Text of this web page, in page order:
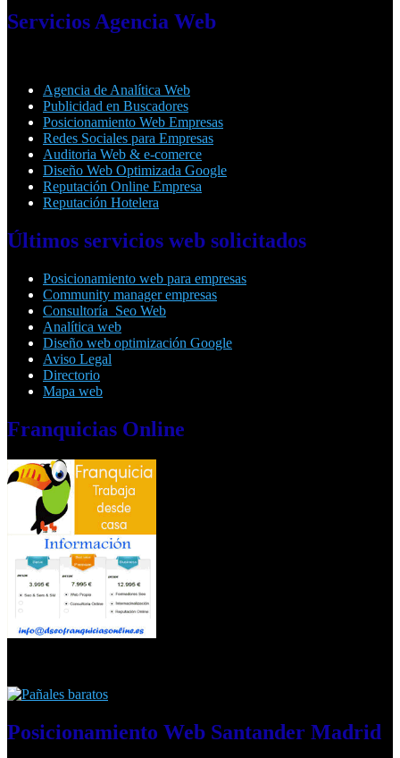
ServiciosAgencia Web
Agencia de Analítica Web
Publicidad en Buscadores
Posicionamiento Web Empresas
Redes Sociales para Empresas
Auditoria Web & e-comerce
Diseño Web Optimizada Google
Reputación Online Empresa
Reputación Hotelera
Últimos servicios web solicitados
Posicionamiento web para empresas
Community manager empresas
Consultoría Seo Web
Analítica web
Diseño web optimización Google
Aviso Legal
Directorio
Mapa web
Franquicias Online
Posicionamiento Web Santander Madrid